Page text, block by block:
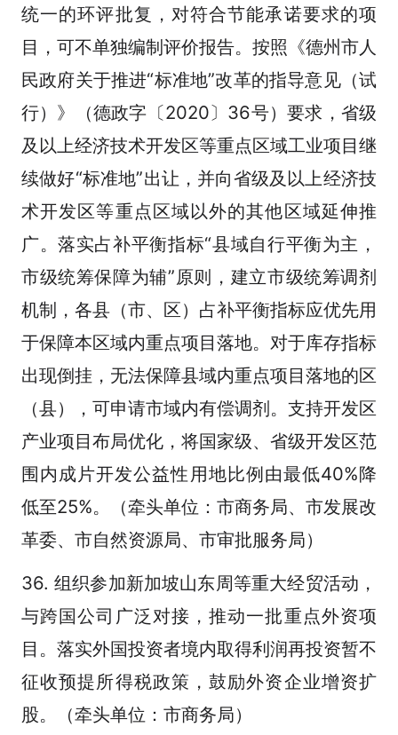
统一的环评批复，对符合节能承诺要求的项
目，可不单独编制评价报告。按照《德州市人
民政府关于推进“标准地”改革的指导意见（试
行）》（德政字〔2020〕36号）要求，省级
及以上经济技术开发区等重点区域工业项目继
续做好“标准地”出让，并向省级及以上经济技
术开发区等重点区域以外的其他区域延伸推
广。落实占补平衡指标“县域自行平衡为主，
市级统筹保障为辅”原则，建立市级统筹调剂
机制，各县（市、区）占补平衡指标应优先用
于保障本区域内重点项目落地。对于库存指标
出现倒挂，无法保障县域内重点项目落地的区
（县），可申请市域内有偿调剂。支持开发区
产业项目布局优化，将国家级、省级开发区范
围内成片开发公益性用地比例由最低40%降
低至25%。（牵头单位：市商务局、市发展改
革委、市自然资源局、市审批服务局）
36. 组织参加新加坡山东周等重大经贸活动，
与跨国公司广泛对接，推动一批重点外资项
目。落实外国投资者境内取得利润再投资暂不
征收预提所得税政策，鼓励外资企业增资扩
股。（牵头单位：市商务局）